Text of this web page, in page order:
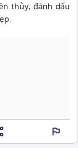
thủy, đánh dấu